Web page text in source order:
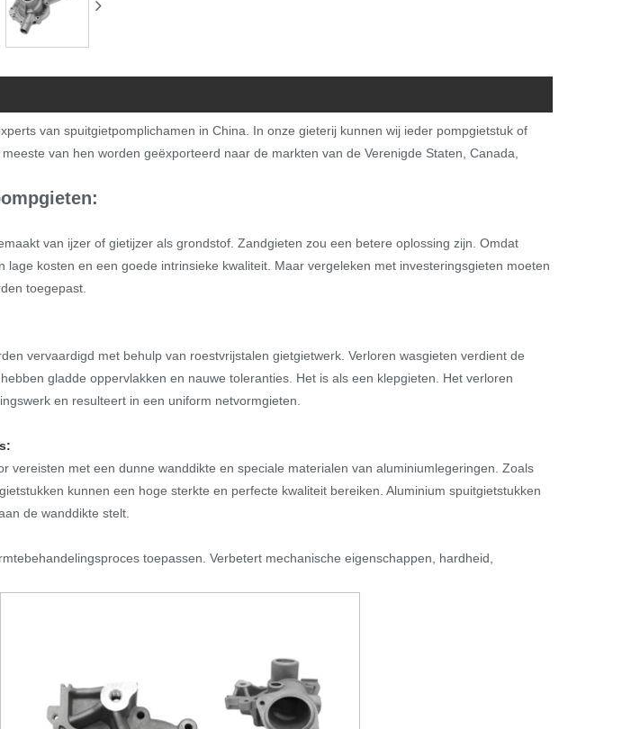
van spuitgietpomplichamen in China. In onze gieterij kunnen wij ieder pompgietstuk of
van hen worden geëxporteerd naar de markten van de Verenigde Staten, Canada,
van ijzer of gietijzer als grondstof. Zandgieten zou een betere oplossing zijn. Omdat
lage kosten en een goede intrinsieke kwaliteit. Maar vergeleken met investeringsgieten moeten
toegepast.
vervaardigd met behulp van roestvrijstalen gietgietwerk. Verloren wasgieten verdient de
gladde oppervlakken en nauwe toleranties. Het is als een klepgieten. Het verloren
en resulteert in een uniform netvormgieten.
vereisten met een dunne wanddikte en speciale materialen van aluminiumlegeringen. Zoals
kunnen een hoge sterkte en perfecte kwaliteit bereiken. Aluminium spuitgietstukken
de wanddikte stelt.
toepassen. Verbetert mechanische eigenschappen, hardheid,